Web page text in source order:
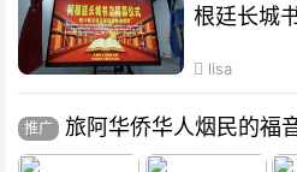
根廷长城
lisa
推广 旅阿华侨华人烟民的福